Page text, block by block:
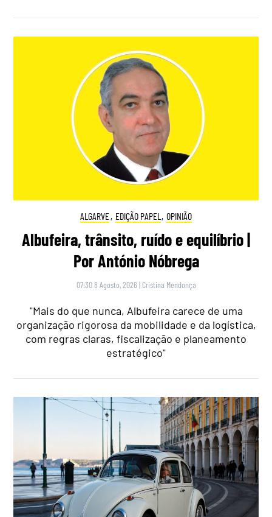
ALGARVE, EDIÇÃO PAPEL , OPINIÃO
Albufeira, trânsito, ruído e equilíbrio |
Por António Nóbrega
07:30 8 Agosto, 2026 | Cristina Mendonça
"Mais do que nunca, Albufeira carece de uma
organização rigorosa da mobilidade e da logística,
com regras claras, fiscalização e planeamento
estratégico"